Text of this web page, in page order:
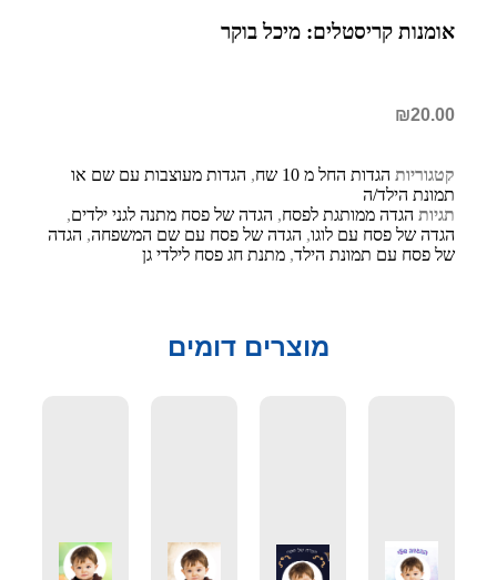
אומנות קריסטלים: מיכל בוקר
₪20.00
קטגוריות הגדות החל מ 10 שח , הגדות מעוצבות עם שם או
תמונת הילד/ה
תגיות הגדה ממותגת לפסח, הגדה של פסח מתנה לגני ילדים,
הגדה של פסח עם לוגו, הגדה של פסח עם שם המשפחה, הגדה
של פסח עם תמונת הילד, מתנת חג פסח לילדי גן
מוצרים דומים